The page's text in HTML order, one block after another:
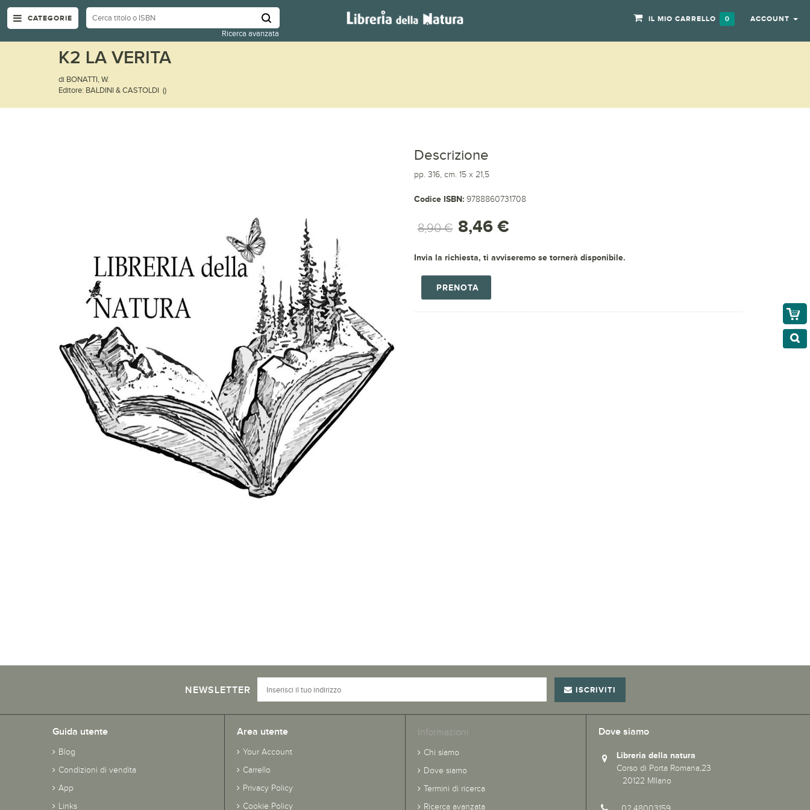
CATEGORIE
Ricerca avanzata
IL MIO CARRELLO 0 ACCOUNT
K2 LA VERITA
di BONATTI, W.
Editore: BALDINI & CASTOLDI ()
Descrizione
pp. 316, cm. 15 x 21,5
Codice ISBN: 9788860731708
8,90 € 8,46 €
Invia la richiesta, ti avviseremo se tornerà disponibile.
PRENOTA
NEWSLETTER ISCRIVITI
Guida utente
Blog
Condizioni di vendita
App
Links
Area utente
Your Account
Carrello
Privacy Policy
Cookie Policy
Informazioni
Chi siamo
Dove siamo
Termini di ricerca
Ricerca avanzata
Dove siamo
Libreria della natura
Corso di Porta Romana,23
20122 MIlano